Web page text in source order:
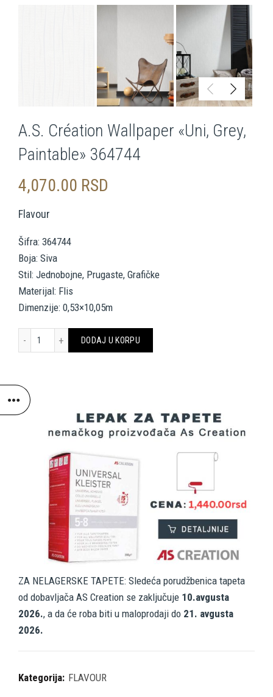
A.S. Création Wallpaper «Uni, Grey,
Paintable» 364744
4,070.00 RSD
Flavour
Šifra: 364744
Boja: Siva
Stil: Jednobojne, Prugaste, Grafičke
Materijal: Flis
Dimenzije: 0,53×10,05m
A.S. Création Wallpaper «Uni, Grey, Paintable» 364744 količina
DODAJ U KORPU
ZA NELAGERSKE TAPETE: Sledeća porudžbenica tapeta
od dobavljača AS Creation se zaključuje 10.avgusta
2026., a da će roba biti u maloprodaji do 21. avgusta
2026.
Kategorija: FLAVOUR